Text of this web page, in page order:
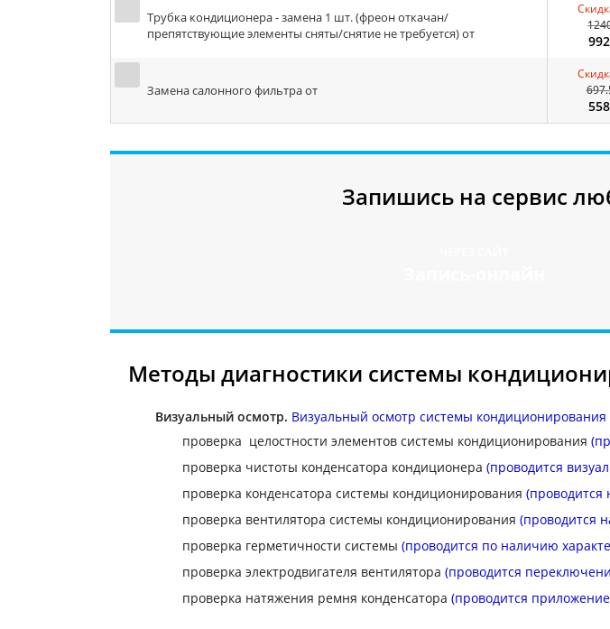
Трубка кондиционера - замена 1 шт. (фреон откачан/
препятствующие элементы сняты/снятие не требуется) от
992
Замена салонного фильтра от
558
Запишись на сервис
Методы диагностики системы
Визуальный осмотр. Визуальный осмотр системы
проверка целостности элементов системы кондиционирования
проверка чистоты конденсатора кондиционера (проводится
проверка конденсатора системы кондиционирования
проверка вентилятора системы кондиционирования (проводится
проверка герметичности системы (проводится по наличию
проверка электродвигателя вентилятора (проводится
проверка натяжения ремня конденсатора (проводится